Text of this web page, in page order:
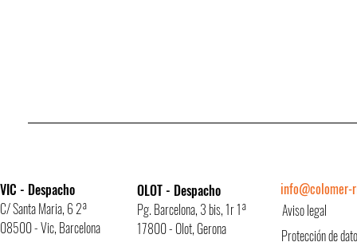
VIC - Despacho
C/ Santa Maria, 6 2ª
08500 - Vic, Barcelona
OLOT - Despacho
Pg. Barcelona, 3 bis, 1r 1ª
17800 - Olot, Gerona
Aviso legal
Protección de